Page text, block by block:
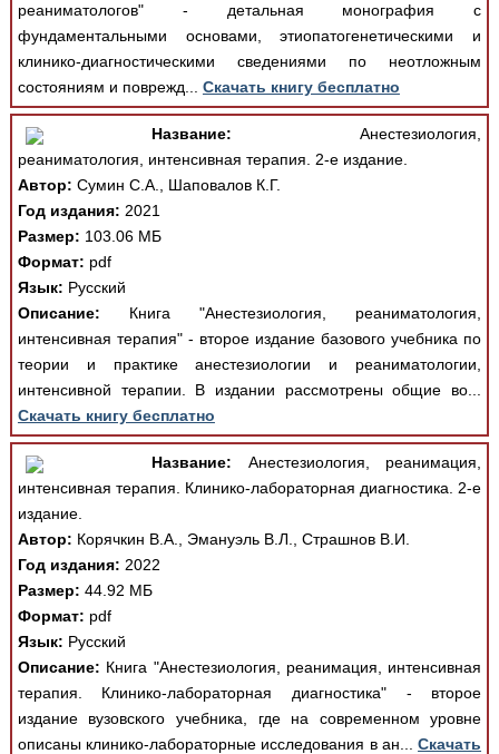
реаниматологов" - детальная монография с
фундаментальными основами, этиопатогенетическими и
клинико-диагностическими сведениями по неотложным
состояниям и поврежд... Скачать книгу бесплатно
Название: Анестезиология,
реаниматология, интенсивная терапия. 2-е издание.
Автор: Сумин С.А., Шаповалов К.Г.
Год издания: 2021
Размер: 103.06 МБ
Формат: pdf
Язык: Русский
Описание: Книга "Анестезиология, реаниматология,
интенсивная терапия" - второе издание базового учебника по
теории и практике анестезиологии и реаниматологии,
интенсивной терапии. В издании рассмотрены общие во...
Скачать книгу бесплатно
Название: Анестезиология, реанимация,
интенсивная терапия. Клинико-лабораторная диагностика. 2-е
издание.
Автор: Корячкин В.А., Эмануэль В.Л., Страшнов В.И.
Год издания: 2022
Размер: 44.92 МБ
Формат: pdf
Язык: Русский
Описание: Книга "Анестезиология, реанимация, интенсивная
терапия. Клинико-лабораторная диагностика" - второе
издание вузовского учебника, где на современном уровне
описаны клинико-лабораторные исследования в ан...Скачать